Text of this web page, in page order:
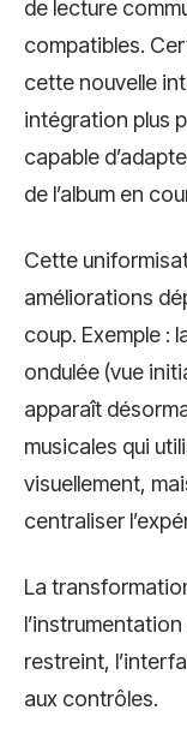
de lecture
compatibles.
cette nouvelle
intégration plus
capable
de l’album en
Cette
améliorations
coup. Exemple :
ondulée (vue
apparaît
musicales qui
visuellement,
centraliser
La
restreint,
aux contrôles.